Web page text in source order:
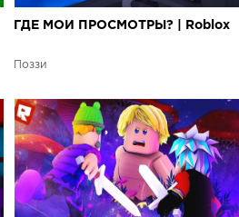
ГДЕ МОИ ПРОСМОТРЫ? | Roblox
Поззи